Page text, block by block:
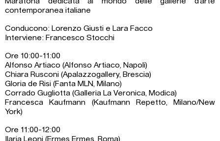
contemporanea italiane
Conducono: Lorenzo Giusti e Lara Facco
Interviene: Francesco Stocchi
Ore 10:00-11:00
Alfonso Artiaco (Alfonso Artiaco, Napoli)
Chiara Rusconi (Apalazzogallery, Brescia)
Gloria de Risi (Fanta MLN, Milano)
Corrado Gugliotta (Galleria La Veronica, Modica)
Francesca Kaufmann (Kaufmann Repetto, Milano/New
York)
Ore 11:00-12:00
Ilaria Leoni (Ermes Ermes, Roma)